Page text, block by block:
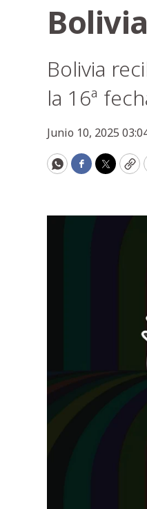
Bolivia
la 16ª
Junio 10, 2025
WhatsApp
Facebook